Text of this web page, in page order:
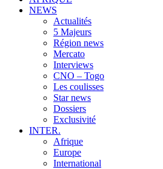
NEWS
Actualités
5 Majeurs
Région news
Mercato
Interviews
CNO – Togo
Les coulisses
Star news
Dossiers
Exclusivité
INTER.
Afrique
Europe
International